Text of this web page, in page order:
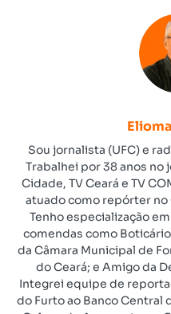
Sou jornalista (UFC) e
Trabalhei por 38 anos no
Cidade, TV Ceará e TV
atuado como repórter no
Tenho especialização
comendas como
da Câmara Municipal de
do Ceará; e Amigo da
Integrei equipe de
do Furto ao Banco Central